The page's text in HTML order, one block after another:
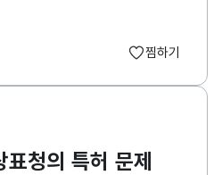
찜하기
청의 특허 문제